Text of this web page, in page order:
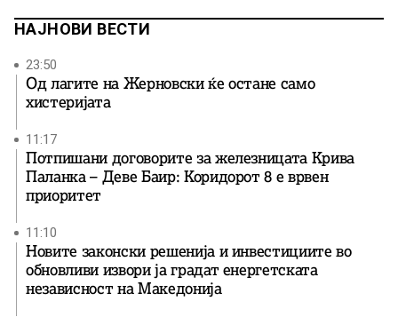
вклучени луѓе од Македонија и […]
НАЈНОВИ ВЕСТИ
23:50
Од лагите на Жерновски ќе остане само
хистеријата
11:17
Потпишани договорите за железницата Крива
Паланка – Деве Баир: Коридорот 8 е врвен
приоритет
11:10
Новите законски решенија и инвестициите во
обновливи извори ја градат енергетската
независност на Македонија